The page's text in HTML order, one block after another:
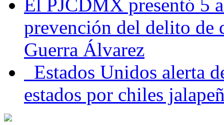
El PJCDMX presentó 5
prevención del delito de
Guerra Álvarez
Estados Unidos alerta
estados por chiles